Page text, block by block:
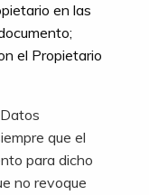
en las
el Propietario
que el
para dicho
no revoque